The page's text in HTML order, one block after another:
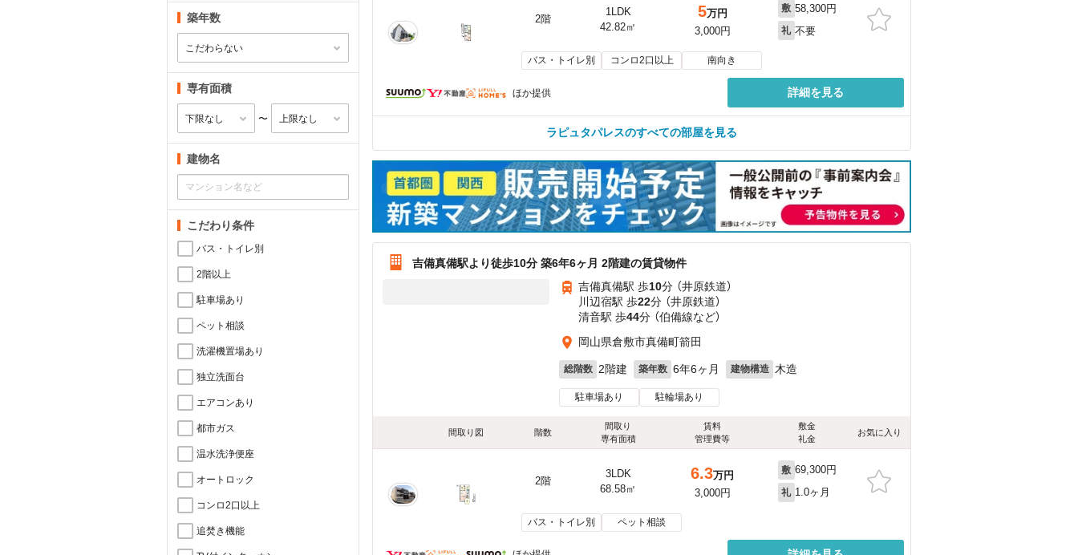
築年数
専有面積
〜
建物名
こだわり条件
バス・トイレ別
2階以上
駐車場あり
ペット相談
洗濯機置場あり
独立洗面台
エアコンあり
都市ガス
温水洗浄便座
オートロック
コンロ2口以上
追焚き機能
2階
1LDK
42.82㎡
5万円
3,000円
敷 58,300円
礼 不要
バス・トイレ別 コンロ2口以上 南向き
ほか提供 詳細を見る
ラピュタパレスのすべての部屋を見る
吉備真備駅より徒歩10分 築6年6ヶ月 2階建の賃貸物件
吉備真備駅 歩10分 （井原鉄道）
川辺宿駅 歩22分 （井原鉄道）
清音駅 歩44分 （伯備線など）
岡山県倉敷市真備町箭田
総階数 2階建 築年数 6年6ヶ月 建物構造 木造
駐車場あり 駐輪場あり
間取り図 階数
間取り
専有面積
賃料
管理費等
敷金
礼金
お気に入り
2階
3LDK
68.58㎡
6.3万円
3,000円
敷 69,300円
礼 1.0ヶ月
バス・トイレ別 ペット相談